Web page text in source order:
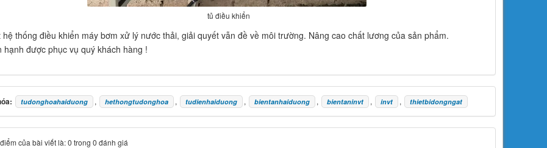
tủ điều khiển
hệ thống điều khiển máy bơm xử lý nước thải, giải quyết vẫn đề về môi trường. Nâng cao chất lương của sản phẩm.
hạnh được phục vụ quý khách hàng !
tudonghoahaiduong , hethongtudonghoa , tudienhaiduong , bientanhaiduong , bientaninvt , invt , thietbidongngat
của bài viết là: 0 trong 0 đánh giá